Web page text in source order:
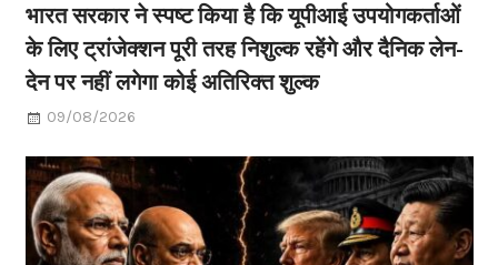
भारत सरकार ने स्पष्ट किया है कि यूपीआई उपयोगकर्ताओं
के लिए ट्रांजेक्शन पूरी तरह निशुल्क रहेंगे और दैनिक लेन-
देन पर नहीं लगेगा कोई अतिरिक्त शुल्क
09/08/2026